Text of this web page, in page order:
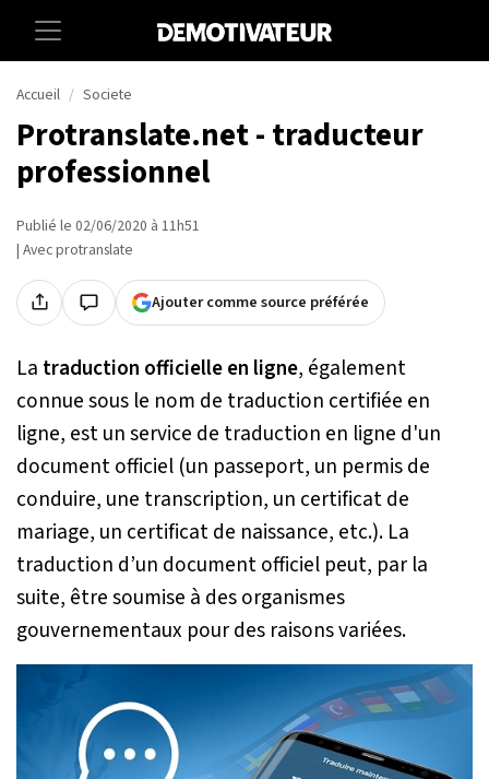
Accueil Societe
Protranslate.net - traducteur
professionnel
Publié le 02/06/2020 à 11h51
| Avec protranslate
Ajouter comme source préférée
La traduction officielle en ligne, également
connue sous le nom de traduction certifiée en
ligne, est un service de traduction en ligne d'un
document officiel (un passeport, un permis de
conduire, une transcription, un certificat de
mariage, un certificat de naissance, etc.). La
traduction d’un document officiel peut, par la
suite, être soumise à des organismes
gouvernementaux pour des raisons variées.